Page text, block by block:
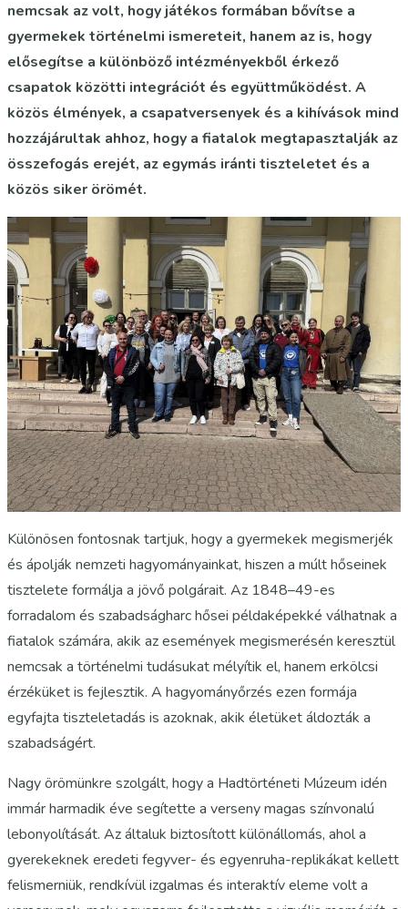
nemcsak az volt, hogy játékos formában bővítse a
gyermekek történelmi ismereteit, hanem az is, hogy
elősegítse a különböző intézményekből érkező
csapatok közötti integrációt és együttműködést. A
közös élmények, a csapatversenyek és a kihívások mind
hozzájárultak ahhoz, hogy a fiatalok megtapasztalják az
összefogás erejét, az egymás iránti tiszteletet és a
közös siker örömét.
Különösen fontosnak tartjuk, hogy a gyermekek megismerjék
és ápolják nemzeti hagyományainkat, hiszen a múlt hőseinek
tisztelete formálja a jövő polgárait. Az 1848–49-es
forradalom és szabadságharc hősei példaképekké válhatnak a
fiatalok számára, akik az események megismerésén keresztül
nemcsak a történelmi tudásukat mélyítik el, hanem erkölcsi
érzéküket is fejlesztik. A hagyományőrzés ezen formája
egyfajta tiszteletadás is azoknak, akik életüket áldozták a
szabadságért.
Nagy örömünkre szolgált, hogy a Hadtörténeti Múzeum idén
immár harmadik éve segítette a verseny magas színvonalú
lebonyolítását. Az általuk biztosított különállomás, ahol a
gyerekeknek eredeti fegyver- és egyenruha-replikákat kellett
felismerniük, rendkívül izgalmas és interaktív eleme volt a